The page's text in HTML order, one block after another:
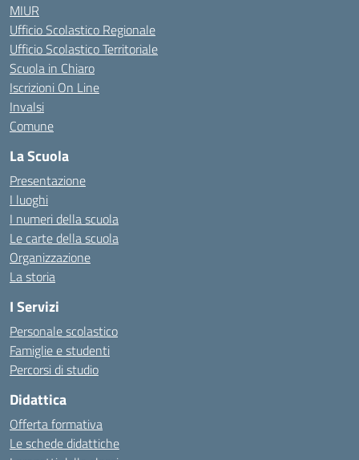
MIUR
Ufficio Scolastico Regionale
Ufficio Scolastico Territoriale
Scuola in Chiaro
Iscrizioni On Line
Invalsi
Comune
La Scuola
Presentazione
I luoghi
I numeri della scuola
Le carte della scuola
Organizzazione
La storia
I Servizi
Personale scolastico
Famiglie e studenti
Percorsi di studio
Didattica
Offerta formativa
Le schede didattiche